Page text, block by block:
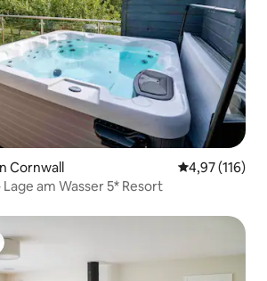
Cornwall
4,97 (116)
Lage am Wasser 5* Resort